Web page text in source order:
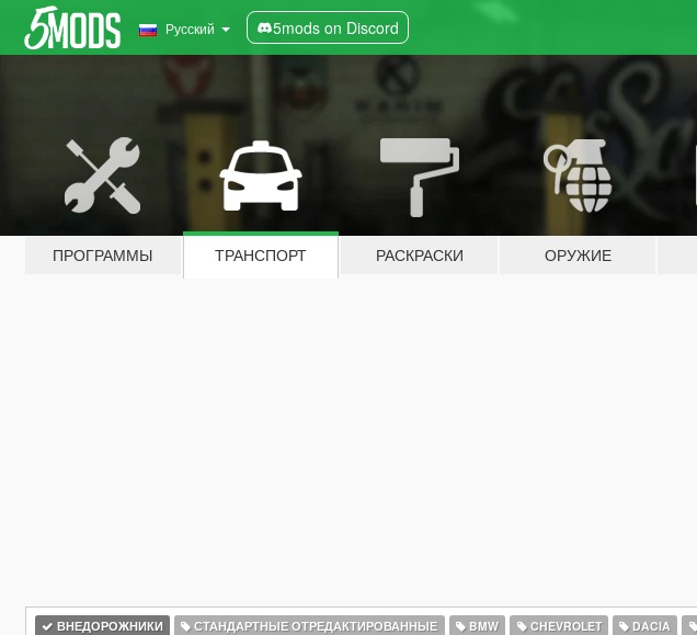
Русский 5mods on Discord
ПРОГРАММЫ ТРАНСПОРТ РАСКРАСКИ ОРУЖИЕ
ВНЕДОРОЖНИКИ СТАНДАРТНЫЕ ОТРЕДАКТИРОВАННЫЕ BMW CHEVROLET DACIA